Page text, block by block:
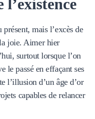
l’existence
mais l’excès de
joie. Aimer hier
surtout lorsque l’on
le passé en effaçant ses
l’illusion d’un âge d’or
capables de relancer